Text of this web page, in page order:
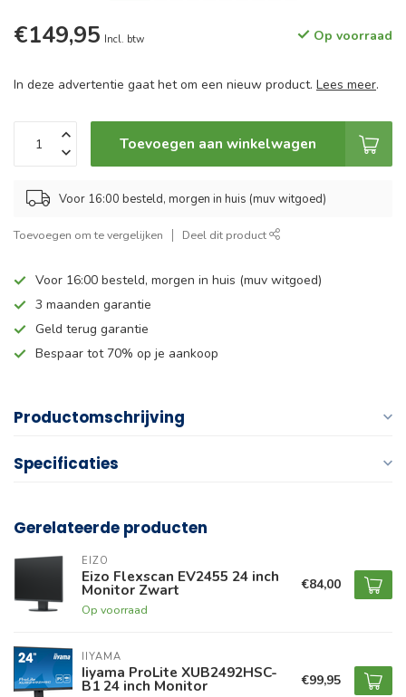
€149,95 Incl. btw Op voorraad
In deze advertentie gaat het om een nieuw product. Lees meer.
Toevoegen aan winkelwagen
Voor 16:00 besteld, morgen in huis (muv witgoed)
Toevoegen om te vergelijken Deel dit product
Voor 16:00 besteld, morgen in huis (muv witgoed)
3 maanden garantie
Geld terug garantie
Bespaar tot 70% op je aankoop
Productomschrijving
Specificaties
Gerelateerde producten
EIZO
Eizo Flexscan EV2455 24 inch
Monitor Zwart
Op voorraad
€84,00
IIYAMA
Iiyama ProLite XUB2492HSC-
B1 24 inch Monitor €99,95